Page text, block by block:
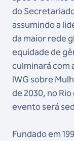
do
assumindo a
da maior rede
equidade de
culminará com
IWG sobre
de 2030, no
evento será
Fundado em